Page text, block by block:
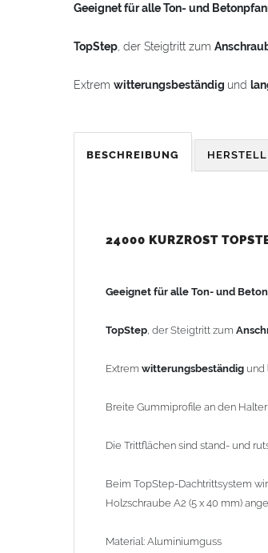
Geeignet für alle Ton- und
TopStep, der Steigtritt zum
Extrem witterungsbeständig und
Die Trittflächen sind stand- und
Dachneigung: 0-60° einstellbar
Gewicht: 3,30kg
Sicherheitshinweis:
Dachdeckerhandwerkes zu erfolgen.
Anwendungsbeispiel (ähnliche
Anwendungsbeispiel (ähnliche
BESCHREIBUNG
24000 KURZROST
Geeignet für alle Ton- und
TopStep , der Steigtritt zum
Extrem witterungsbeständig und
Breite Gummiprofile an den
Die Trittflächen sind stand- und
Beim TopStep-Dachtrittsystem
Holzschraube A2 (5 x 40 mm)
Material: Aluminiumguss